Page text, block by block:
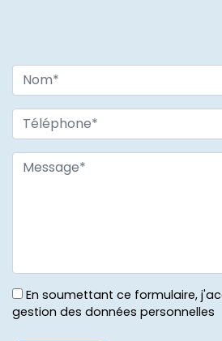
En soumettant ce formulaire,
gestion des données personnelles